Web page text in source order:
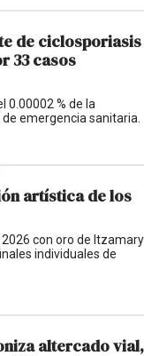
de ciclosporiasis
33 casos
0.00002 % de la
emergencia sanitaria.
artística de los
con oro de Itzamary
individuales de
altercado vial,